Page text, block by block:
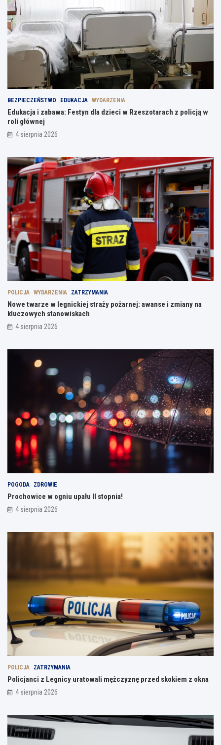
BEZPIECZEŃSTWO EDUKACJA WYDARZENIA
Edukacja i zabawa: Festyn dla dzieci w Rzeszotarach z policją w
roli głównej
4 sierpnia 2026
POLICJA WYDARZENIA ZATRZYMANIA
Nowe twarze w legnickiej straży pożarnej: awanse i zmiany na
kluczowych stanowiskach
4 sierpnia 2026
POGODA ZDROWIE
Prochowice w ogniu upału II stopnia!
4 sierpnia 2026
POLICJA ZATRZYMANIA
Policjanci z Legnicy uratowali mężczyznę przed skokiem z okna
4 sierpnia 2026